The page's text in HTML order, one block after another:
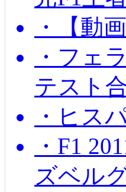
・【動
・フェ
テスト
・ヒス
・F1
ズベル